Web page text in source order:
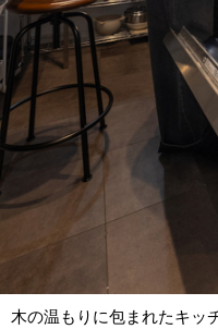
木の温もりに包まれたキッ